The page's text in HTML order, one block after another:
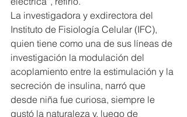
La investigadora y exdirectora del
Instituto de Fisiología Celular (IFC),
quien tiene como una de sus líneas de
investigación la modulación del
acoplamiento entre la estimulación y la
secreción de insulina, narró que
desde niña fue curiosa, siempre le
gustó la naturaleza y, luego de